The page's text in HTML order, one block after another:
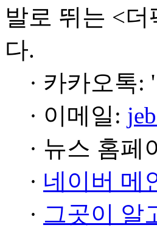
발로 뛰는 <
다.
· 카카오톡:
· 이메일:
· 뉴스 홈페
· 네이버 메
· 그곳이 알